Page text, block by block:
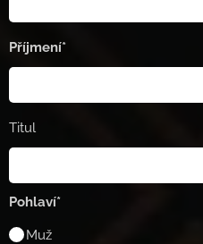
Příjmení*
Titul
Pohlaví*
Muž